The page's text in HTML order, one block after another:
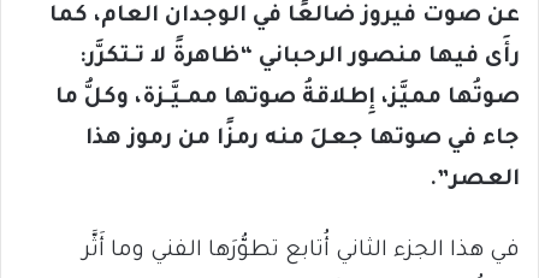
عن صوت فيروز ضالعًا في الوجدان العام، كما
رأَى فيها منصور الرحباني “ظاهرةً لا تـتكرَّر:
صوتُها مميَّز، إِطلاقةُ صوتها ممـيَّـزة، وكلُّ ما
جاء في صوتها جعلَ منه رمزًا من رموز هذا
العصر”.
في هذا الجزء الثاني أُتابع تطوُّرَها الفني وما أَثَّر